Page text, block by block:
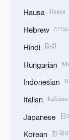
Hausa Hausa
Hebrew עברית
Hindi हिन्दी
Hungarian
Indonesian
Italian Italiano
Japanese 日
Korean 한국